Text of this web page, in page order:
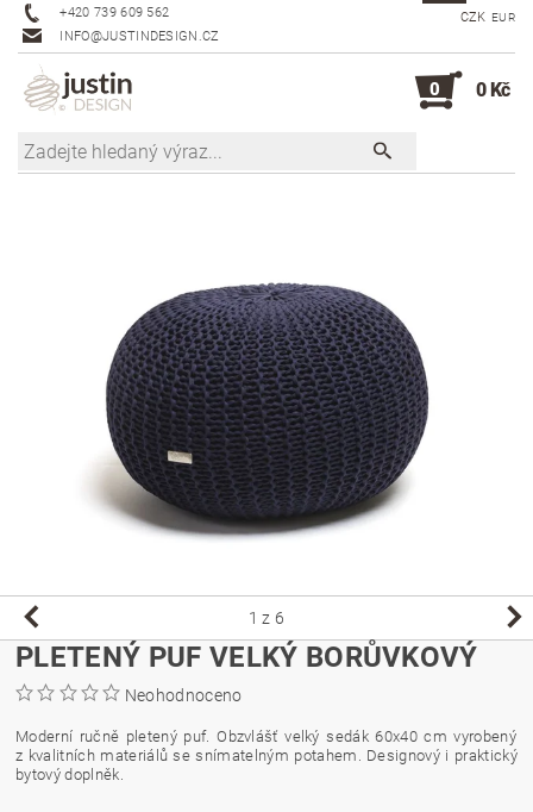
+420 739 609 562
INFO@JUSTINDESIGN.CZ
CZK EUR
0 0 Kč
1 z 6
PLETENÝ PUF VELKÝ BORŮVKOVÝ
Neohodnoceno
Moderní ručně pletený puf. Obzvlášť velký sedák 60x40 cm vyrobený
z kvalitních materiálů se snímatelným potahem. Designový i praktický
bytový doplněk.